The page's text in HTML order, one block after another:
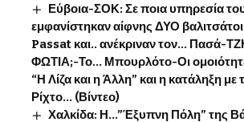
Εύβοια-ΣΟΚ: Σε ποια υπηρεσία
εμφανίστηκαν αίφνης ΔΥΟ
Passat και.. ανέκριναν τον… Πασά-
ΦΩΤΙΑ;-Το… Μπουρλότο-Οι
“Η Λίζα και η Άλλη” και η κατάληξη με
Ρίχτο… (Βίντεο)
Χαλκίδα: Η…”Έξυπνη Πόλη” της